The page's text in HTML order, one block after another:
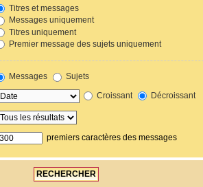
Titres et messages
Messages uniquement
Titres uniquement
Premier message des sujets uniquement
Messages
Sujets
Croissant Décroissant
premiers caractères des messages